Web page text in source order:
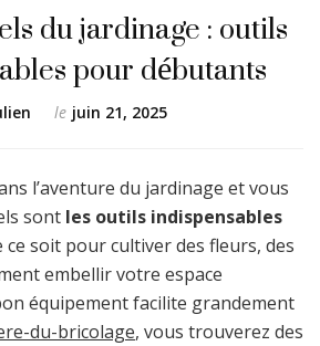
du jardinage : outils
pour débutants
le juin 21, 2025
l’aventure du jardinage et vous
sont les outils indispensables
soit pour cultiver des fleurs, des
embellir votre espace
équipement facilite grandement
du-bricolage, vous trouverez des